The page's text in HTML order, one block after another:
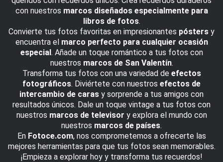
con nuestros marcos diseñados especialmente para
libros de fotos.
Convierte tus fotos favoritas en impresionantes pósters y
encuentra el marco perfecto para cualquier ocasión
especial. Añade un toque romántico a tus fotos con
nuestros marcos de San Valentín.
Transforma tus fotos con una variedad de efectos
fotográficos. Diviértete con nuestros efectos de
intercambio de caras y sorprende a tus amigos con
resultados únicos. Dale un toque vintage a tus fotos con
nuestros marcos de televisor y explora el mundo con
nuestros marcos de países.
En Fotoce.com, nos comprometemos a ofrecerte las
mejores herramientas para que tus fotos sean memorables.
¡Empieza a explorar hoy y transforma tus recuerdos!